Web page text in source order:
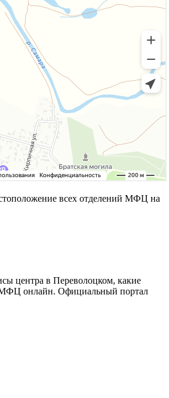
всех отделений МФЦ на
центра в Переволоцком, какие
МФЦ онлайн. Официальный портал